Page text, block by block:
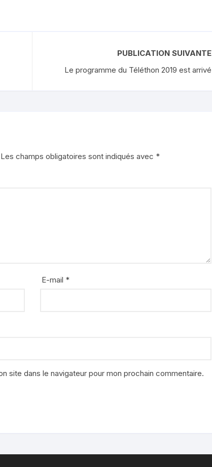
PUBLICATION SUIVANTE
Le programme du Téléthon 2019 est arrivé
Les champs obligatoires sont indiqués avec *
E-mail *
site dans le navigateur pour mon prochain commentaire.